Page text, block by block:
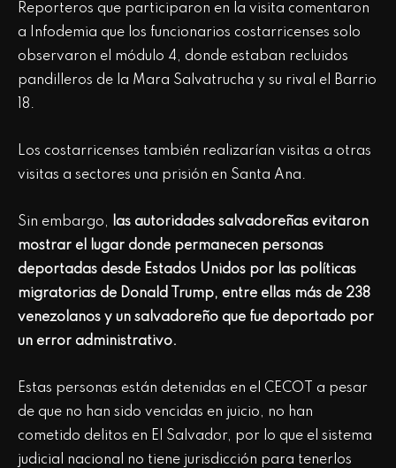
Reporteros que participaron en la visita comentaron
a Infodemia que los funcionarios costarricenses solo
observaron el módulo 4, donde estaban recluidos
pandilleros de la Mara Salvatrucha y su rival el Barrio
18.
Los costarricenses también realizarían visitas a otras
visitas a sectores una prisión en Santa Ana.
Sin embargo,
las autoridades salvadoreñas evitaron
mostrar el lugar donde permanecen personas
deportadas desde Estados Unidos por las políticas
migratorias de Donald Trump, entre ellas más de 238
venezolanos y un salvadoreño que fue deportado por
un error administrativo.
Estas personas están detenidas en el CECOT a pesar
de que no han sido vencidas en juicio, no han
cometido delitos en El Salvador, por lo que el sistema
judicial nacional no tiene jurisdicción para tenerlos